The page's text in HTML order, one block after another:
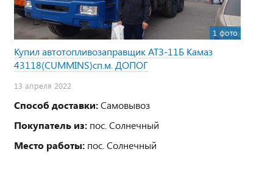
1 фото
Купил автотопливозаправщик АТЗ-11Б Камаз
43118(CUMMINS)сп.м. ДОПОГ
13 апреля 2022
Способ доставки:Самовывоз
Покупатель из: пос. Солнечный
Место работы: пос. Солнечный